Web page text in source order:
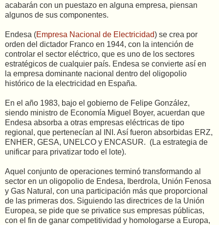
acabarán con un puestazo en alguna empresa, piensan
algunos de sus componentes.
Endesa (Empresa Nacional de Electricidad) se crea por
orden del dictador Franco en 1944, con la intención de
controlar el sector eléctrico, que es uno de los sectores
estratégicos de cualquier país. Endesa se convierte así en
la empresa dominante nacional dentro del oligopolio
histórico de la electricidad en España.
En el año 1983, bajo el gobierno de Felipe González,
siendo ministro de Economía Miguel Boyer, acuerdan que
Endesa absorba a otras empresas eléctricas de tipo
regional, que pertenecían al INI. Así fueron absorbidas ERZ,
ENHER, GESA, UNELCO y ENCASUR. (La estrategia de
unificar para privatizar todo el lote).
Aquel conjunto de operaciones terminó transformando al
sector en un oligopolio de Endesa, Iberdrola, Unión Fenosa
y Gas Natural, con una participación más que proporcional
de las primeras dos. Siguiendo las directrices de la Unión
Europea, se pide que se privatice sus empresas públicas,
con el fin de ganar competitividad y homologarse a Europa,